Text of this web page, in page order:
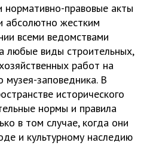
нормативно-правовые акты
абсолютно жестким
всеми ведомствами
любые виды строительных,
работ на
музея-заповедника. В
исторического
нормы и правила
в том случае, когда они
и культурному наследию